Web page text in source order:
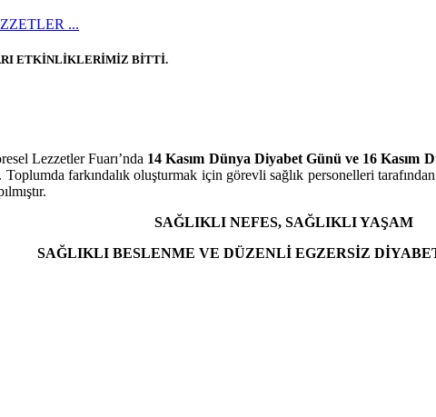
...
ETKİNLİKLERİMİZ BİTTİ.
Lezzetler Fuarı’nda 14 Kasım Dünya Diyabet Günü ve 16 Kasım
Toplumda farkındalık oluşturmak için görevli sağlık personelleri
SAĞLIKLI NEFES, SAĞLIKLI YAŞAM
SAĞLIKLI BESLENME VE DÜZENLİ EGZERSİZ